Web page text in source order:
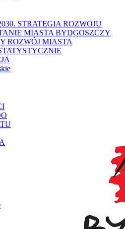
STRATEGIA ROZWOJU
MIASTA BYDGOSZCZY
ROZWÓJ MIASTA